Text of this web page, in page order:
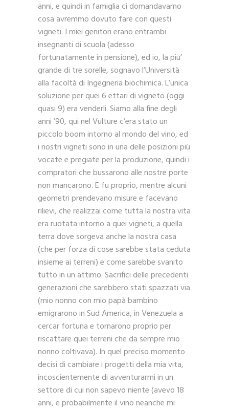
anni, e quindi in famiglia ci domandavamo
cosa avremmo dovuto fare con questi
vigneti. I miei genitori erano entrambi
insegnanti di scuola (adesso
fortunatamente in pensione), ed io, la piu’
grande di tre sorelle, sognavo l’Università
alla facoltà di Ingegneria biochimica. L’unica
soluzione per quei 6 ettari di vigneto (oggi
quasi 9) era venderli. Siamo alla fine degli
anni ’90, qui nel Vulture c’era stato un
piccolo boom intorno al mondo del vino, ed
i nostri vigneti sono in una delle posizioni più
vocate e pregiate per la produzione, quindi i
compratori che bussarono alle nostre porte
non mancarono. E fu proprio, mentre alcuni
geometri prendevano misure e facevano
rilievi, che realizzai come tutta la nostra vita
era ruotata intorno a quei vigneti, a quella
terra dove sorgeva anche la nostra casa
(che per forza di cose sarebbe stata ceduta
insieme ai terreni) e come sarebbe svanito
tutto in un attimo. Sacrifici delle precedenti
generazioni che sarebbero stati spazzati via
(mio nonno con mio papà bambino
emigrarono in Sud America, in Venezuela a
cercar fortuna e tornarono proprio per
riscattare quei terreni che da sempre mio
nonno coltivava). In quel preciso momento
decisi di cambiare i progetti della mia vita,
incoscientemente di avventurarmi in un
settore di cui non sapevo niente (avevo 18
anni, e probabilmente il vino neanche mi